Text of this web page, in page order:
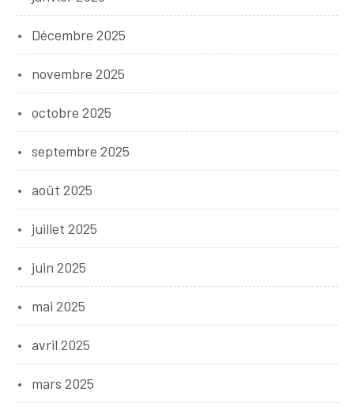
Décembre 2025
novembre 2025
octobre 2025
septembre 2025
août 2025
juillet 2025
juin 2025
mai 2025
avril 2025
mars 2025